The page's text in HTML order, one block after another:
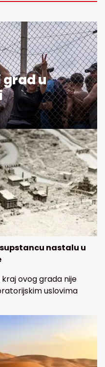
grad u
nastalu u
ovog grada nije
uslovima